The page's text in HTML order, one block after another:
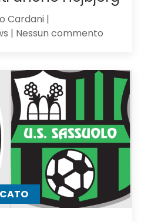
Cardani |
| Nessun commento
tra
seguiti
anche
Hojbjerg